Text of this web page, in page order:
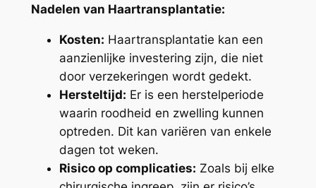
Nadelen van Haartransplantatie:
Kosten: Haartransplantatie kan een
aanzienlijke investering zijn, die niet
door verzekeringen wordt gedekt.
Hersteltijd: Er is een herstelperiode
waarin roodheid en zwelling kunnen
optreden. Dit kan variëren van enkele
dagen tot weken.
Risico op complicaties: Zoals bij elke